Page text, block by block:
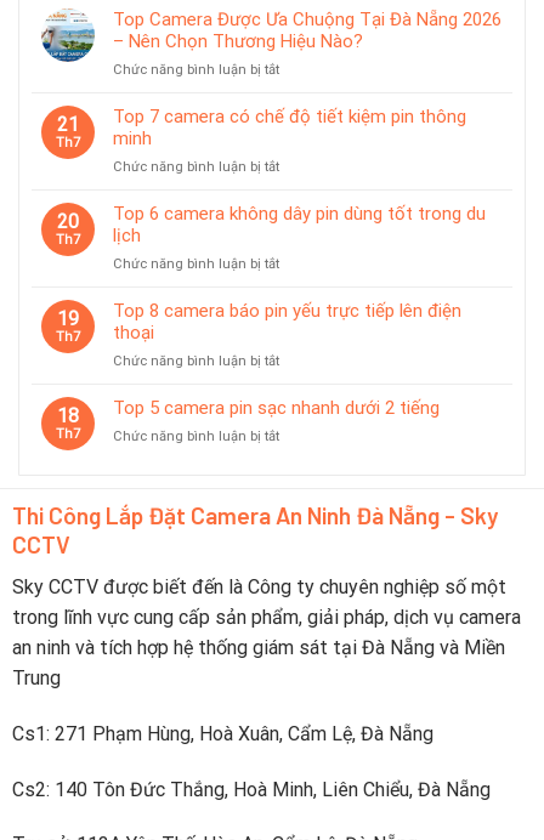
chống
nước
IP65
5
camera
pin
phù
giám
thời
Top Camera Được Ưa Chuộng Tại Đà Nẵng 2026
– Nên Chọn Thương Hiệu Nào?
Chức năng bình luận bị tắtở
Camera
Được
Chuộng
Đà
Chọn
Hiệu
21
Th7
Top 7 camera có chế độ tiết kiệm pin thông
minh
Chức năng bình luận bị tắtở
camera
chế
tiết
20
Th7
Top 6 camera không dây pin dùng tốt trong du
lịch
Chức năng bình luận bị tắtở
6
camera
dây
dùng
19
Th7
Top 8 camera báo pin yếu trực tiếp lên điện
thoại
Chức năng bình luận bị tắtở
8
báo
trực
tiếp
thoại
18
Th7
Top 5 camera pin sạc nhanh dưới 2 tiếng
Chức năng bình luận bị tắtở
pin
dưới
2
tiếng
Thi Công Lắp Đặt Camera An Ninh Đà Nẵng - Sky
CCTV
Sky CCTV được biết đến là Công ty chuyên nghiệp số một
trong lĩnh vực cung cấp sản phẩm, giải pháp, dịch vụ camera
an ninh và tích hợp hệ thống giám sát tại Đà Nẵng và Miền
Trung
Cs1: 271 Phạm Hùng, Hoà Xuân, Cẩm Lệ, Đà Nẵng
Cs2: 140 Tôn Đức Thắng, Hoà Minh, Liên Chiểu, Đà Nẵng